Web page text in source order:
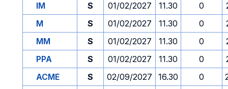
IM
S 01/02/2027 11.30 0
M
S 01/02/2027 11.30 0
MM
S 01/02/2027 11.30 0
PPA
S 01/02/2027 11.30 0
ACME
S 02/09/2027 16.30 0